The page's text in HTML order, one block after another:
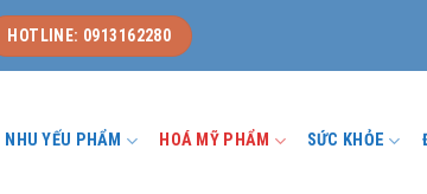
HOTLINE: 0913162280
NHU YẾU PHẨM HOÁ MỸ PHẨM SỨC KHỎE